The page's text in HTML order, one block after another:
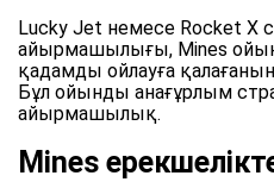
Lucky Jet немесе Rocket X
айырмашылығы, Mines
қадамды ойлауға
Бұл ойынды анағұрлым
айырмашылық.
Mines